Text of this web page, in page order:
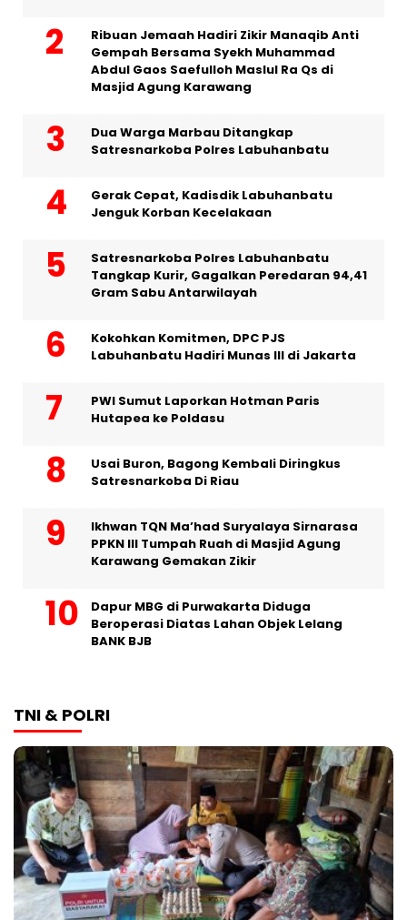
Ribuan Jemaah Hadiri Zikir Manaqib Anti
Gempah Bersama Syekh Muhammad
Abdul Gaos Saefulloh Maslul Ra Qs di
Masjid Agung Karawang
Dua Warga Marbau Ditangkap
Satresnarkoba Polres Labuhanbatu
Gerak Cepat, Kadisdik Labuhanbatu
Jenguk Korban Kecelakaan
Satresnarkoba Polres Labuhanbatu
Tangkap Kurir, Gagalkan Peredaran 94,41
Gram Sabu Antarwilayah
Kokohkan Komitmen, DPC PJS
Labuhanbatu Hadiri Munas III di Jakarta
PWI Sumut Laporkan Hotman Paris
Hutapea ke Poldasu
Usai Buron, Bagong Kembali Diringkus
Satresnarkoba Di Riau
Ikhwan TQN Ma’had Suryalaya Sirnarasa
PPKN III Tumpah Ruah di Masjid Agung
Karawang Gemakan Zikir
Dapur MBG di Purwakarta Diduga
Beroperasi Diatas Lahan Objek Lelang
BANK BJB
TNI & POLRI